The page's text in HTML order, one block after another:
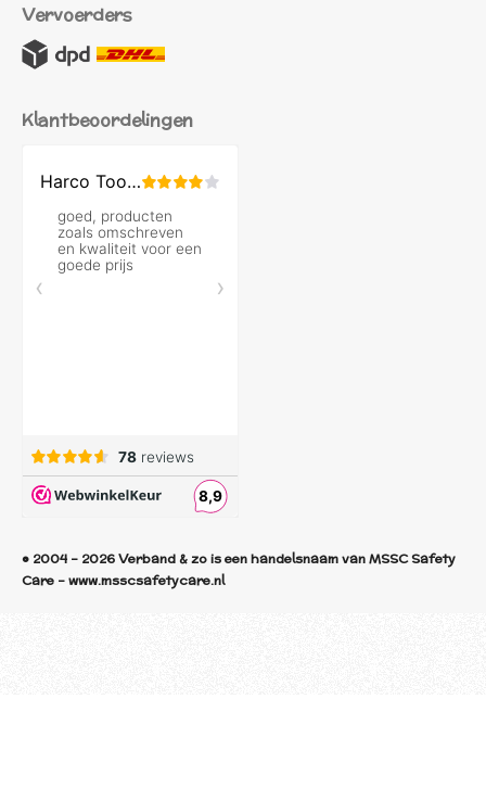
Vervoerders
Klantbeoordelingen
© 2004 - 2026 Verband & zo is een handelsnaam van MSSC Safety
Care - www.msscsafetycare.nl